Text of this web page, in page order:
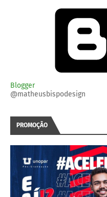
Blogger
@matheusbispodesign
PROMOÇÃO